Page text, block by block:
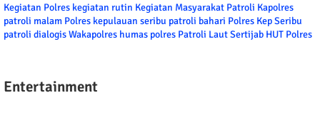
Kegiatan Polres kegiatan rutin Kegiatan Masyarakat Patroli Kapolres
patroli malam Polres kepulauan seribu patroli bahari Polres Kep Seribu
patroli dialogisWakapolres humas polres Patroli LautSertijab HUT Polres
Entertainment